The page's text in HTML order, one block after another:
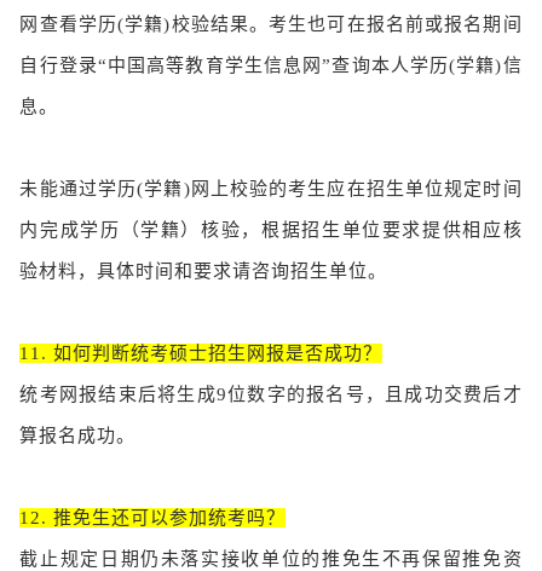
网查看学历(学籍)校验结果。考生也可在报名前或报名期间
自行登录“中国高等教育学生信息网”查询本人学历(学籍)信
息。
未能通过学历(学籍)网上校验的考生应在招生单位规定时间
内完成学历（学籍）核验，根据招生单位要求提供相应核
验材料，具体时间和要求请咨询招生单位。
11. 如何判断统考硕士招生网报是否成功？
统考网报结束后将生成9位数字的报名号，且成功交费后才
算报名成功。
12. 推免生还可以参加统考吗？
截止规定日期仍未落实接收单位的推免生不再保留推免资